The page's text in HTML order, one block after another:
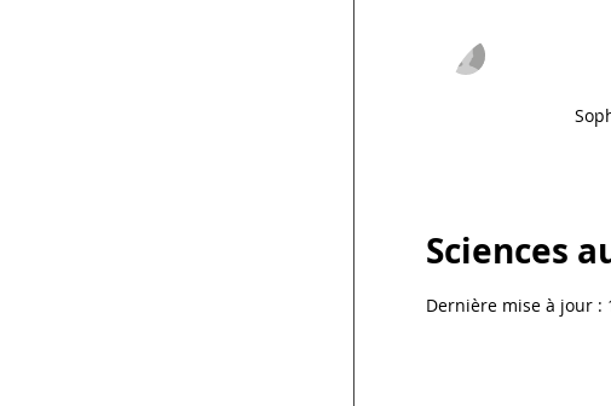
Sciences
Dernière mise à jour :